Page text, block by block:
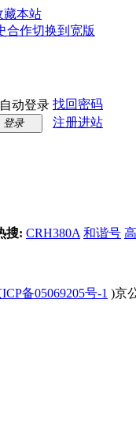
藏本站
合作切换到宽版
自动登录 找回密码
登录
注册进站
搜: CRH380A 和谐号
备05069205号-1 )京